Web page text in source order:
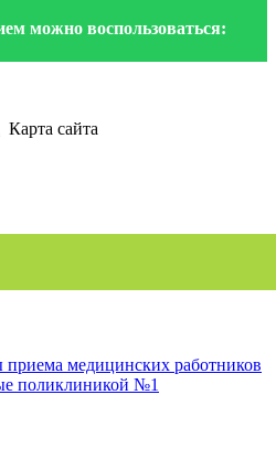
можно воспользоваться:
Карта сайта
медицинских работников
поликлиникой №1